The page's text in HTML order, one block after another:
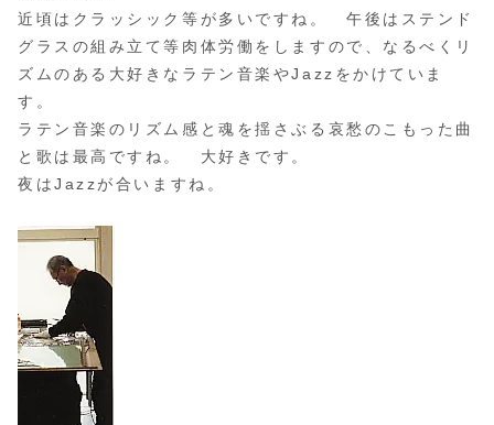
近頃はクラッシック等が多いですね。 午後はステンド
グラスの組み立て等肉体労働をしますので、なるべくリ
ズムのある大好きなラテン音楽やJazzをかけていま
す。
ラテン音楽のリズム感と魂を揺さぶる哀愁のこもった曲
と歌は最高ですね。 大好きです。
夜はJazzが合いますね。